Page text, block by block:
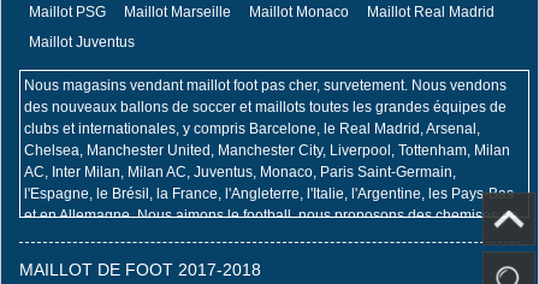
Maillot PSG Maillot Marseille Maillot Monaco
Maillot Real Madrid
Maillot Juventus
Nous magasins vendant maillot foot pas cher, survetement. Nous vendons
des nouveaux ballons de soccer et maillots toutes les grandes équipes de
clubs et internationales, y compris Barcelone, le Real Madrid, Arsenal,
Chelsea, Manchester United, Manchester City, Liverpool, Tottenham, Milan
AC, Inter Milan, Milan AC, Juventus, Monaco, Paris Saint-Germain,
l'Espagne, le Brésil, la France, l'Angleterre, l'Italie, l'Argentine, les Pays-Bas
et en Allemagne. Nous aimons le football, nous proposons des chemises de
football, des vêtements de formation et des basiques disponibles en ligne.
MAILLOT DE FOOT 2017-2018